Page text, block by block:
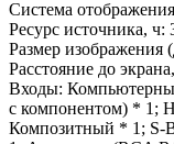
Система
Ресурс источника, ч:
Размер изображения
Расстояние до
Входы:
с компонентом) * 1;
Композитный * 1; S-